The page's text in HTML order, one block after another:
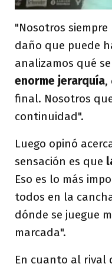
"Nosotros
daño que puede
analizamos qué
enorme jerarquía,
final. Nosotros
continuidad".
Luego opinó
sensación es que
Eso es lo más
todos en la
dónde se juegue
marcada".
En cuanto al rival